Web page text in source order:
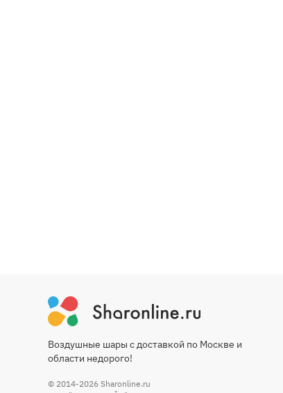
Воздушные шары с доставкой по Москве и
области недорого!
© 2014-2026 Sharonline.ru